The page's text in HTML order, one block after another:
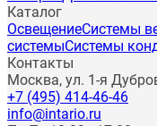
Каталог
ОсвещениеСистемы
системыСистемы
Контакты
Москва, ул. 1-я
+7 (495) 414-46-46
info@intario.ru